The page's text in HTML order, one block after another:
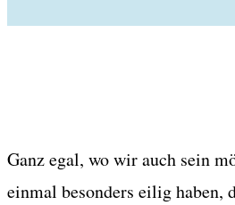
Ganz egal, wo wir auch sein
einmal besonders eilig